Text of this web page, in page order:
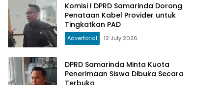
Komisi I DPRD Samarinda Dorong
Penataan Kabel Provider untuk
Tingkatkan PAD
Advertorial 12 July 2026
DPRD Samarinda Minta Kuota
Penerimaan Siswa Dibuka Secara
Terbuka